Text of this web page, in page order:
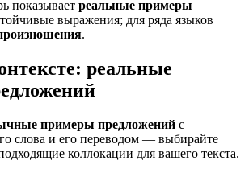
показывает реальные примеры
выражения; для ряда языков
.
реальные
примеры предложений с
слова и его переводом — выбирайте
коллокации для вашего текста.